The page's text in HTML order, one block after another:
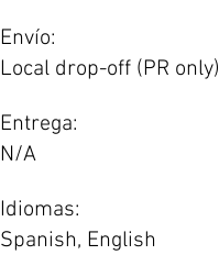
Envío:
Local drop-off (PR only)
Entrega:
N/A
Idiomas:
Spanish, English